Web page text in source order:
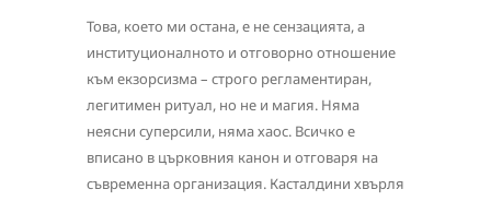
Това, което ми остана, е не сензацията, а
институционалното и отговорно отношение
към екзорсизма – строго регламентиран,
легитимен ритуал, но не и магия. Няма
неясни суперсили, няма хаос. Всичко е
вписано в църковния канон и отговаря на
съвременна организация. Касталдини хвърля